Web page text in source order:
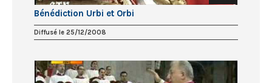
Bénédiction Urbi et Orbi
Diffusé le 25/12/2008